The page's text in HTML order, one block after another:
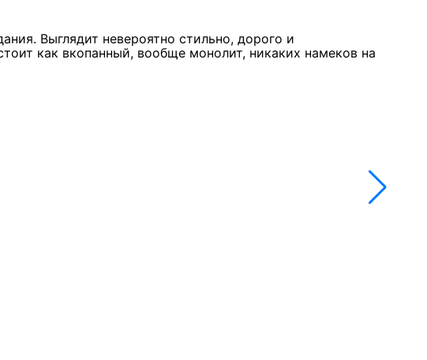
Выглядит невероятно стильно, дорого и
как вкопанный, вообще монолит, никаких намеков на